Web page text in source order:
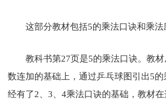
这部分教材包括5的乘法口诀和乘法
教科书第27页是5的乘法口诀。教
数连加的基础上，通过乒乓球图引出5
经有了2、3、4乘法口诀的基础，教材